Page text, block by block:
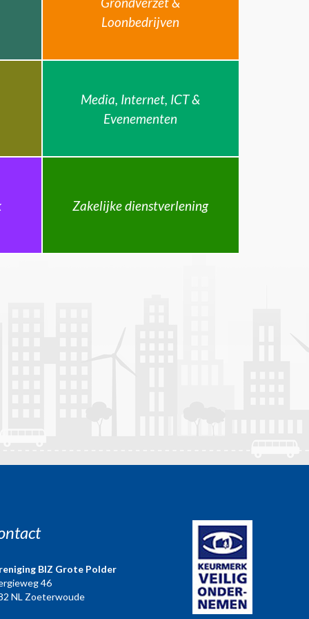
Loonbedrijven
Media, Internet, ICT &
Evenementen
Zakelijke dienstverlening
BIZ Grote Polder
46
NL Zoeterwoude